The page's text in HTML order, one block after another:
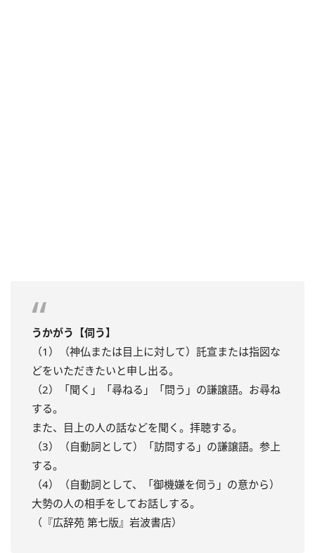
うかがう【伺う】
（1）（神仏または目上に対して）託宣または指図な
どをいただきたいと申し出る。
（2）「聞く」「尋ねる」「問う」の謙譲語。お尋ね
する。
また、目上の人の話などを聞く。拝聴する。
（3）（自動詞として）「訪問する」の謙譲語。参上
する。
（4）（自動詞として、「御機嫌を伺う」の意から）
大勢の人の相手をしてお話しする。
（『広辞苑 第七版』岩波書店）